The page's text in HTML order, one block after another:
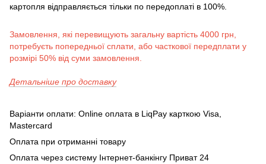
картопля відправляється тільки по передоплаті в 100%.
Замовлення, які перевищують загальну вартість 4000 грн,
потребуєть попередньої сплати, або часткової передплати у
розмірі 50% від суми замовлення.
Детальніше про доставку
Варіанти оплати: Online оплата в LiqPay карткою Visa,
Mastercard
Оплата при отриманні товару
Оплата через систему Інтернет-банкінгу Приват 24